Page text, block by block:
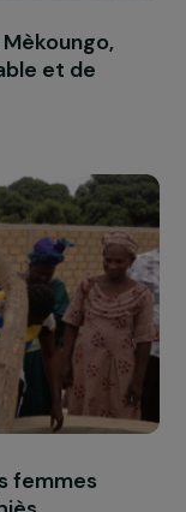
social